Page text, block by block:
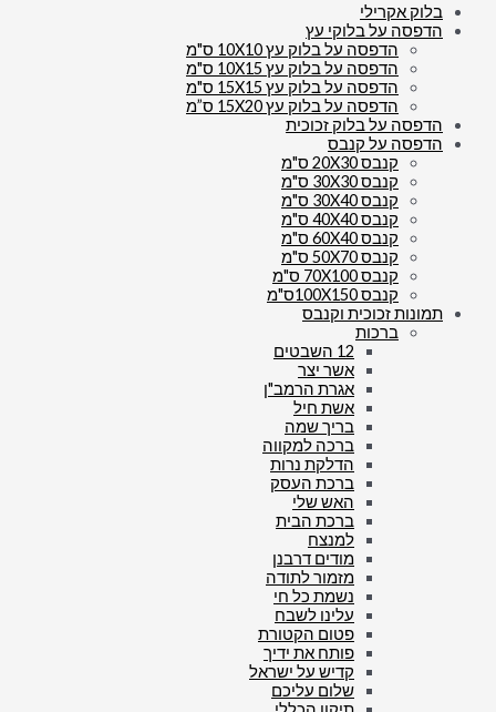
בלוק אקרילי
הדפסה על בלוקי עץ
הדפסה על בלוק עץ 10X10 ס"מ
הדפסה על בלוק עץ 10X15 ס"מ
הדפסה על בלוק עץ 15X15 ס"מ
הדפסה על בלוק עץ 15X20 ס”מ
הדפסה על בלוק זכוכית
הדפסה על קנבס
קנבס 20X30 ס"מ
קנבס 30X30 ס"מ
קנבס 30X40 ס"מ
קנבס 40X40 ס"מ
קנבס 60X40 ס"מ
קנבס 50X70 ס"מ
קנבס 70X100 ס"מ
קנבס 100X150ס"מ
תמונות זכוכית וקנבס
ברכות
12 השבטים
אשר יצר
אגרת הרמב"ן
אשת חיל
בריך שמה
ברכה למקווה
הדלקת נרות
ברכת העסק
האש שלי
ברכת הבית
למנצח
מודים דרבנן
מזמור לתודה
נשמת כל חי
עלינו לשבח
פטום הקטורת
פותח את ידיך
קדיש על ישראל
שלום עליכם